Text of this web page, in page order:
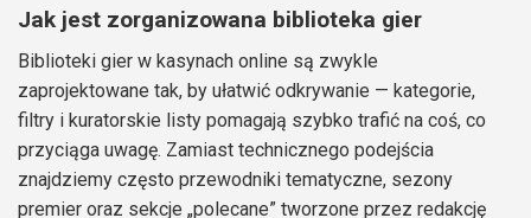
Jak jest zorganizowana biblioteka gier
Biblioteki gier w kasynach online są zwykle
zaprojektowane tak, by ułatwić odkrywanie — kategorie,
filtry i kuratorskie listy pomagają szybko trafić na coś, co
przyciąga uwagę. Zamiast technicznego podejścia
znajdziemy często przewodniki tematyczne, sezony
premier oraz sekcje „polecane” tworzone przez redakcję